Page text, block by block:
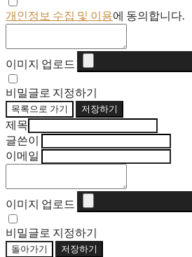
개인정보 수집 및 이용에 동의합니다.
이미지 업로드
비밀글로 지정하기
목록으로 가기 저장하기
제목
글쓴이
이메일
이미지 업로드
비밀글로 지정하기
돌아가기 저장하기